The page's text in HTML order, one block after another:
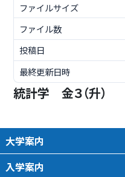
ファイルサイズ
ファイル数
投稿日
最終更新日時
統計学 金３（升）
大学案内
入学案内